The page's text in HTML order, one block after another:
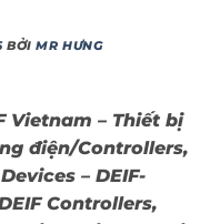
BỞIMR HƯNG
Vietnam – Thiết bị
điện/Controllers,
– DEIF-
Controllers,